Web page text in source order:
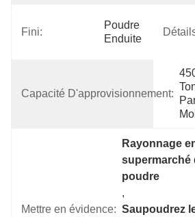
Fini:
Poudre
Enduite
Capacité D'approvisionnement:
Mettre en évidence:
Rayonnage
supermarché
poudre
,
Saupoudrez